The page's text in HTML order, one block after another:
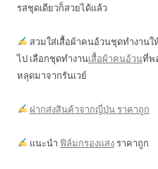
รสชุดเดียวก็สวยได้แล้ว
สวมใส่เสื้อผ้าคนอ้วนชุดทำงาน
ไป เลือกชุดทำงานเสื้อผ้าคนอ้วนที่พ
หลุดมาจากรันเวย์
ฝากส่งสินค้าจากญี่ปุ่น ราคาถูก
แนะนำ ฟิล์มกรองแสงราคาถูก